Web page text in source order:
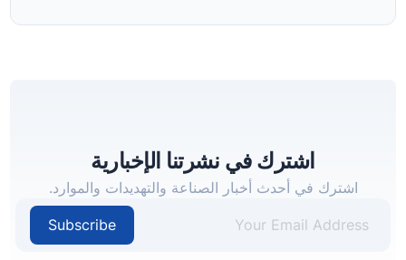
اشترك في نشرتنا الإخبارية
اشترك في أحدث أخبار الصناعة والتهديدات والموارد.
Subscribe